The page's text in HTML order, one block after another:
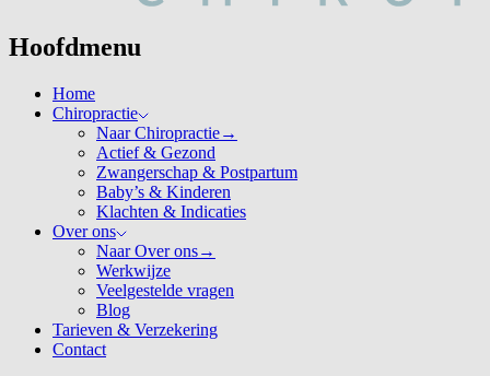
Hoofdmenu
Home
Chiropractie
Naar Chiropractie→
Actief & Gezond
Zwangerschap & Postpartum
Baby’s & Kinderen
Klachten & Indicaties
Over ons
Naar Over ons→
Werkwijze
Veelgestelde vragen
Blog
Tarieven & Verzekering
Contact